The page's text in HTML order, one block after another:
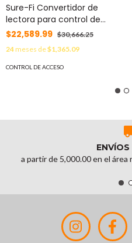
Sure-Fi Convertidor de
lectora para control de
acceso (cableado a
Relevadores / 2 Entradas /
Atraviesa hasta 1.6 KM En
$22,589.99 $30,666.25
24meses de$1,365.09
CONTROL DE ACCESO
a partir de 5,000.00 en el